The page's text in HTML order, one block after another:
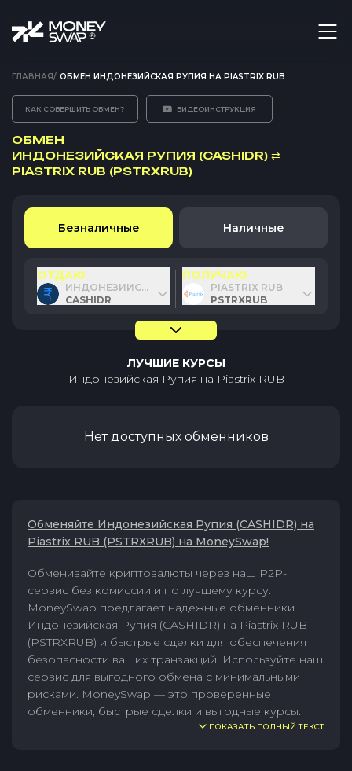
ГЛАВНАЯ/ ОБМЕН ИНДОНЕЗИЙСКАЯ РУПИЯ НА PIASTRIX RUB
КАК СОВЕРШИТЬ ОБМЕН? ВИДЕОИНСТРУКЦИЯ
ОБМЕН
ИНДОНЕЗИЙСКАЯ РУПИЯ (CASHIDR) ⇄
PIASTRIX RUB (PSTRXRUB)
Безналичные Наличные
ОТДАЮ
ИНДОНЕЗИЙСКАЯ РУПИЯ
CASHIDR
ПОЛУЧАЮ
PIASTRIX RUB
PSTRXRUB
ЛУЧШИЕ КУРСЫ
Индонезийская Рупия на Piastrix RUB
Нет доступных обменников
Обменяйте Индонезийская Рупия (CASHIDR) на
Piastrix RUB (PSTRXRUB) на MoneySwap!
Обменивайте криптовалюты через наш P2P-
сервис без комиссии и по лучшему курсу.
MoneySwap предлагает надежные обменники
Индонезийская Рупия (CASHIDR) на Piastrix RUB
(PSTRXRUB) и быстрые сделки для обеспечения
безопасности ваших транзакций. Используйте наш
сервис для выгодного обмена с минимальными
рисками. MoneySwap — это проверенные
обменники, быстрые сделки и выгодные курсы.
ПОКАЗАТЬ ПОЛНЫЙ ТЕКСТ